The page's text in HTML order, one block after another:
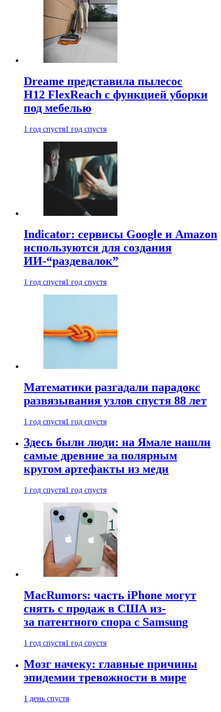
Dreame представила пылесос
H12 FlexReach с функцией уборки
под мебелью
1 год спустя1 год спустя
Indicator: сервисы Google и Amazon
используются для создания
ИИ-“раздевалок”
1 год спустя1 год спустя
Математики разгадали парадокс
развязывания узлов спустя 88 лет
1 год спустя1 год спустя
Здесь были люди: на Ямале нашли
самые древние за полярным
кругом артефакты из меди
1 год спустя1 год спустя
MacRumors: часть iPhone могут
снять с продаж в США из-
за патентного спора с Samsung
1 год спустя1 год спустя
Мозг начеку: главные причины
эпидемии тревожности в мире
1 день спустя